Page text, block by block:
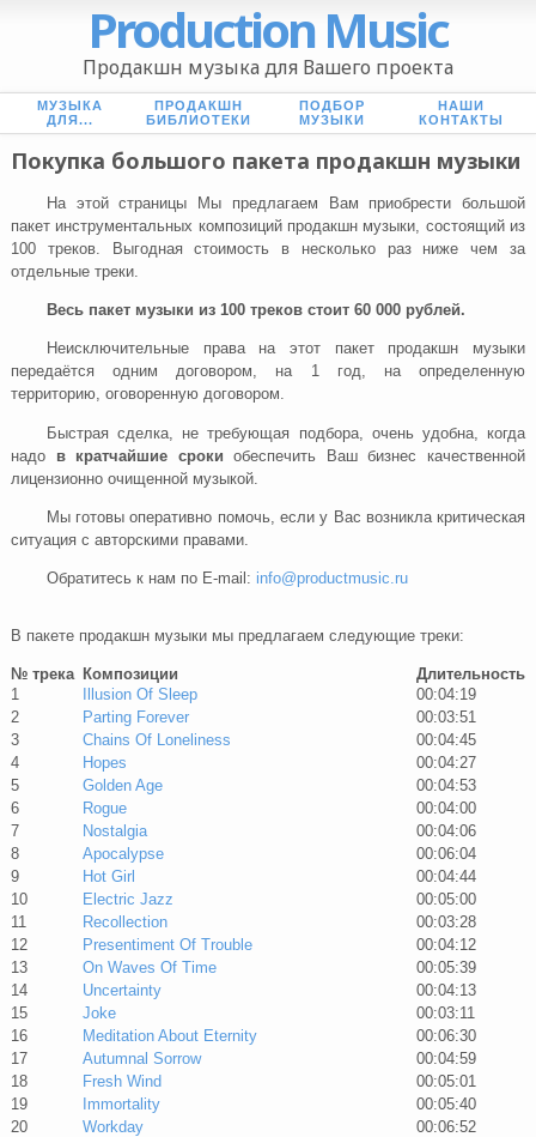
Production Music
Продакшн музыка для Вашего проекта
МУЗЫКА
ДЛЯ...
ПРОДАКШН
БИБЛИОТЕКИ
ПОДБОР
МУЗЫКИ
НАШИ
КОНТАКТЫ
Покупка большого пакета продакшн музыки
На этой страницы Мы предлагаем Вам приобрести большой
пакет инструментальных композиций продакшн музыки, состоящий из
100 треков. Выгодная стоимость в несколько раз ниже чем за
отдельные треки.
Весь пакет музыки из 100 треков стоит 60 000 рублей.
Неисключительные права на этот пакет продакшн музыки
передаётся одним договором, на 1 год, на определенную
территорию, оговоренную договором.
Быстрая сделка, не требующая подбора, очень удобна, когда
надо в кратчайшие сроки обеспечить Ваш бизнес качественной
лицензионно очищенной музыкой.
Мы готовы оперативно помочь, если у Вас возникла критическая
ситуация с авторскими правами.
Обратитесь к нам по E-mail: info@productmusic.ru
В пакете продакшн музыки мы предлагаем следующие треки:
№ трека Композиции
Длительность
1
Illusion Of Sleep
00:04:19
2
Parting Forever
00:03:51
3
Chains Of Loneliness
00:04:45
4
Hopes
00:04:27
5
Golden Age
00:04:53
6
Rogue
00:04:00
7
Nostalgia
00:04:06
8
Apocalypse
00:06:04
9
Hot Girl
00:04:44
10
Electric Jazz
00:05:00
11
Recollection
00:03:28
12
Presentiment Of Trouble
00:04:12
13
On Waves Of Time
00:05:39
14
Uncertainty
00:04:13
15
Joke
00:03:11
16
Meditation About Eternity
00:06:30
17
Autumnal Sorrow
00:04:59
18
Fresh Wind
00:05:01
19
Immortality
00:05:40
20
Workday
00:06:52